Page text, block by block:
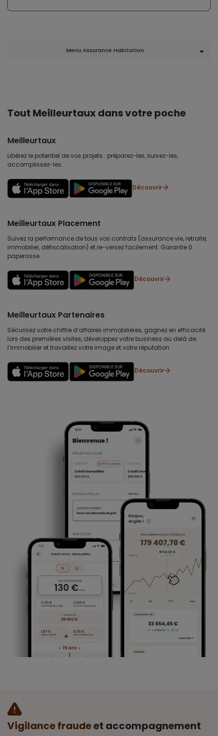
Menu Assurance Habitation
Tout Meilleurtaux dans votre poche
Meilleurtaux
Libérez le potentiel de vos projets : préparez-les, suivez-les,
accomplissez-les.
Découvrir
Meilleurtaux Placement
Suivez la performance de tous vos contrats (assurance vie, retraite,
immobilier, défiscalisation) et re-versez facilement. Garantie 0
paperasse.
Découvrir
Meilleurtaux Partenaires
Sécurisez votre chiffre d’affaires immobilières, gagnez en efficacité
lors des premières visites, développez votre business au delà de
l’immobilier et travaillez votre image et votre réputation.
Découvrir
Vigilance fraudeet accompagnement